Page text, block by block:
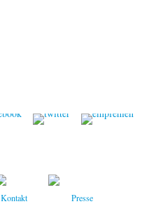
Kontakt Presse